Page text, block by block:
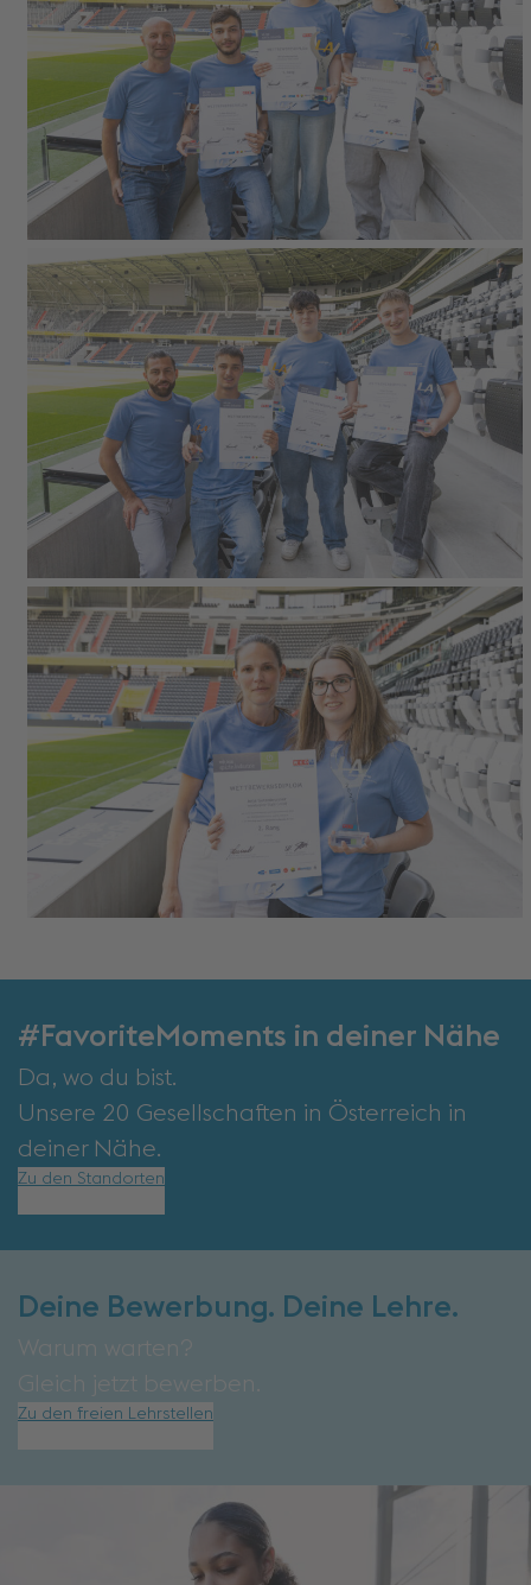
#FavoriteMoments in deiner Nähe
Da, wo du bist.
Unsere 20 Gesellschaften in Österreich in
deiner Nähe.
Zu den Standorten
Deine Bewerbung. Deine Lehre.
Warum warten?
Gleich jetzt bewerben.
Zu den freien Lehrstellen